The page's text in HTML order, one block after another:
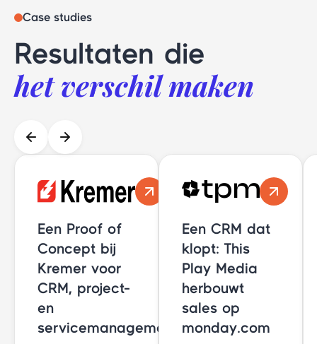
Case studies
Resultaten die
het verschil maken
Een Proof of
Concept bij
Kremer voor
CRM, project-
en
servicemanagement
Een CRM dat
klopt: This
Play Media
herbouwt
sales op
monday.com